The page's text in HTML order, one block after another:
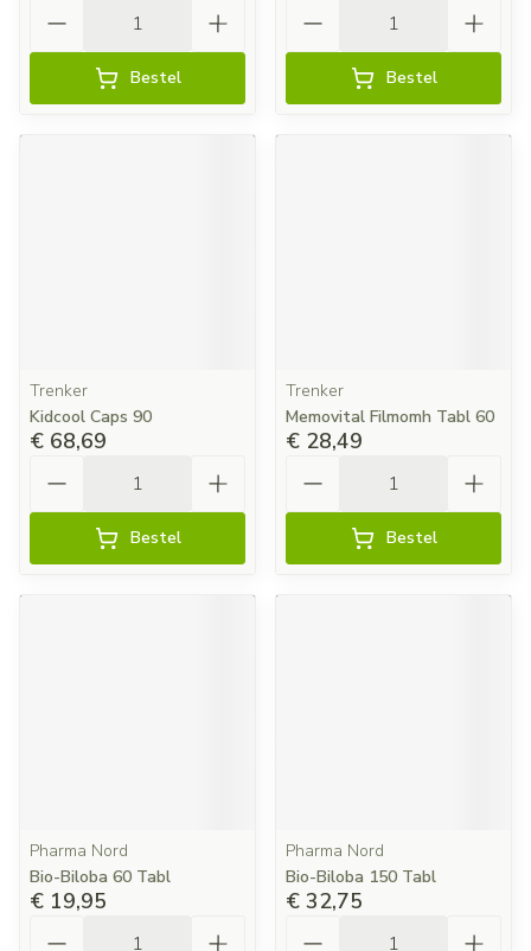
Bestel Bestel
Trenker
Kidcool Caps 90
€ 68,69
Bestel
Trenker
Memovital Filmomh Tabl 60
€ 28,49
Bestel
Pharma Nord
Bio-Biloba 60 Tabl
€ 19,95
Pharma Nord
Bio-Biloba 150 Tabl
€ 32,75